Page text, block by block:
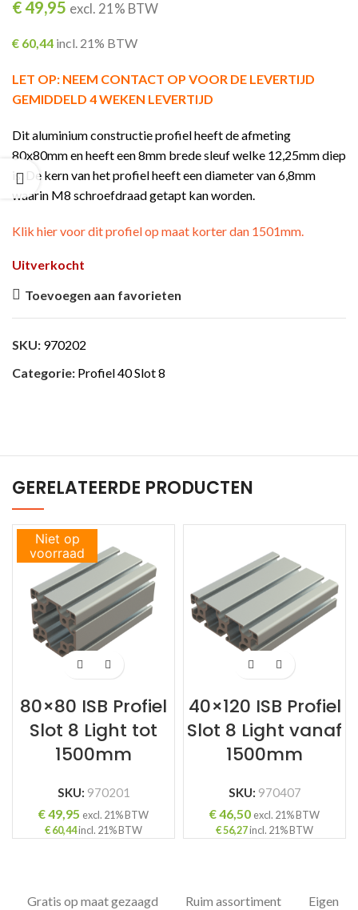
€49,95 excl. 21% BTW
€ 60,44 incl. 21% BTW
LET OP: NEEM CONTACT OP VOOR DE LEVERTIJD
GEMIDDELD 4 WEKEN LEVERTIJD
Dit aluminium constructie profiel heeft de afmeting
80x80mm en heeft een 8mm brede sleuf welke 12,25mm diep
is. De kern van het profiel heeft een diameter van 6,8mm
waarin M8 schroefdraad getapt kan worden.
Klik hier voor dit profiel op maat korter dan 1501mm.
Uitverkocht
Toevoegen aan favorieten
SKU: 970202
Categorie: Profiel 40 Slot 8
GERELATEERDE PRODUCTEN
Niet op
voorraad
80×80 ISB Profiel
Slot 8 Light tot
1500mm
SKU: 970201
€49,95 excl. 21% BTW
€60,44incl. 21% BTW
40×120 ISB Profiel
Slot 8 Light vanaf
1500mm
SKU: 970407
€46,50 excl. 21% BTW
€56,27incl. 21% BTW
Gratis op maat gezaagd Ruim assortiment
Eigen